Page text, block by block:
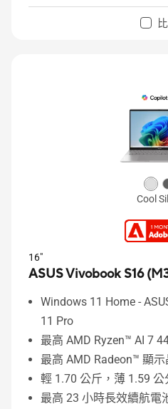
Cool
16"
ASUS Vivobook S16
Windows 11 Home -
11 Pro
最高 AMD Ryzen™ AI 7
最高 AMD Radeon™ 顯示
輕 1.70 公斤，薄 1.59 公
最高 23 小時長效續航電